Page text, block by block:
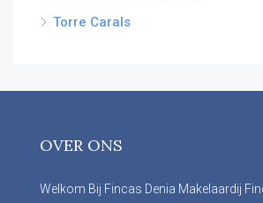
Torre Carals
OVER ONS
Welkom Bij Fincas Denia Makelaardij